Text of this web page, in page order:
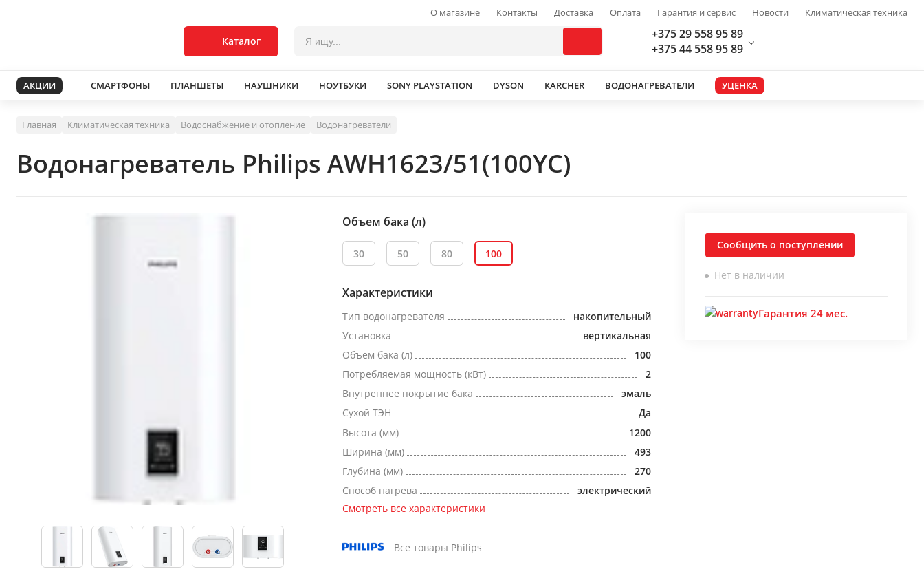
О магазине Контакты Доставка Оплата Гарантия и сервис Новости Климатическая техника
Каталог
+375 29 558 95 89
+375 44 558 95 89
АКЦИИ СМАРТФОНЫ ПЛАНШЕТЫ НАУШНИКИ НОУТБУКИ SONY PLAYSTATION DYSON KARCHER ВОДОНАГРЕВАТЕЛИ УЦЕНКА
Главная Климатическая техника Водоснабжение и отопление Водонагреватели
Водонагреватель Philips AWH1623/51(100YC)
Объем бака (л)
30 50 80 100
Характеристики
Тип водонагревателя
накопительный
Установка
вертикальная
Объем бака (л)
100
Потребляемая мощность (кВт)
2
Внутреннее покрытие бака
эмаль
Сухой ТЭН
Да
Высота (мм)
1200
Ширина (мм)
493
Глубина (мм)
270
Способ нагрева
электрический
Смотреть все характеристики
Все товары Philips
Сообщить о поступлении
Нет в наличии
Гарантия 24 мес.